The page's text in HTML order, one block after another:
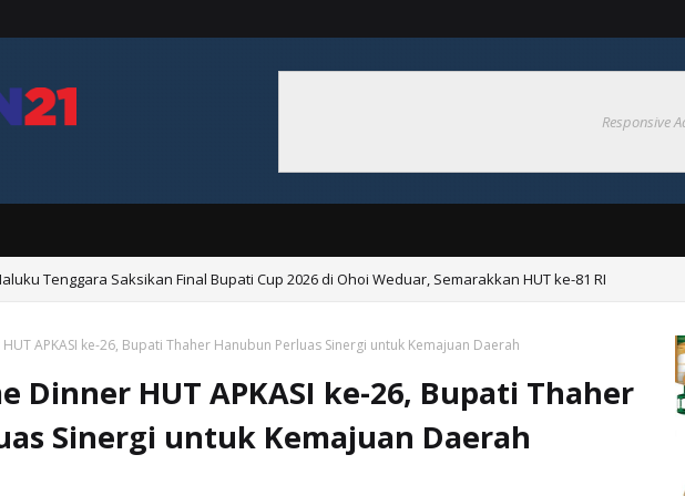
Responsive
Tenggara Saksikan Final Bupati Cup 2026 di Ohoi Weduar, Semarakkan HUT ke-81 RI
APKASI ke-26, Bupati Thaher Hanubun Perluas Sinergi untuk Kemajuan Daerah
Dinner HUT APKASI ke-26, Bupati Thaher
Sinergi untuk Kemajuan Daerah